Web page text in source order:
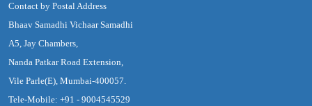
Contact by Postal Address
Bhaav Samadhi Vichaar Samadhi
A5, Jay Chambers,
Nanda Patkar Road Extension,
Vile Parle(E), Mumbai-400057.
Tele-Mobile: +91 - 9004545529